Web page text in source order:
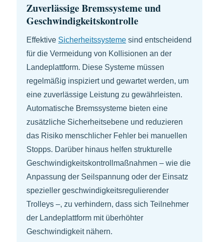
Zuverlässige Bremssysteme und
Geschwindigkeitskontrolle
Effektive Sicherheitssysteme sind entscheidend
für die Vermeidung von Kollisionen an der
Landeplattform. Diese Systeme müssen
regelmäßig inspiziert und gewartet werden, um
eine zuverlässige Leistung zu gewährleisten.
Automatische Bremssysteme bieten eine
zusätzliche Sicherheitsebene und reduzieren
das Risiko menschlicher Fehler bei manuellen
Stopps. Darüber hinaus helfen strukturelle
Geschwindigkeitskontrollmaßnahmen – wie die
Anpassung der Seilspannung oder der Einsatz
spezieller geschwindigkeitsregulierender
Trolleys –, zu verhindern, dass sich Teilnehmer
der Landeplattform mit überhöhter
Geschwindigkeit nähern.